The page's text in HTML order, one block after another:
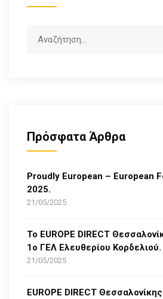
Πρόσφατα Άρθρα
Proudly European – European
2025.
21/05/2025
Το EUROPE DIRECT
1ο ΓΕΛ Ελευθερίου Κορδελιού.
21/05/2025
EUROPE DIRECT